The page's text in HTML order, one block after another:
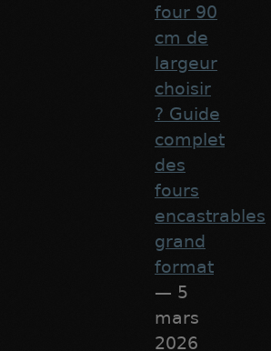
four 90
cm de
largeur
choisir
? Guide
complet
des
fours
encastrables
grand
format
— 5
mars
2026